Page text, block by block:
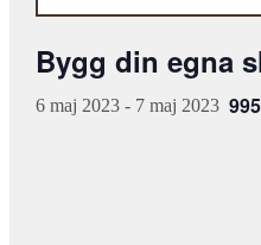
Bygg din egna
6 maj 2023 - 7 maj 2023